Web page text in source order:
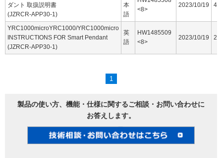
ダント 取扱説明書
(JZRCR-APP30-1)
本
語
<8>
2023/10/19
YRC1000microYRC1000/YRC1000micro
INSTRUCTIONS FOR Smart Pendant
(JZRCR-APP30-1)
英
語
HW1485509
<8>
2023/10/19
1
製品の使い方、機能・仕様に関するご相談・お問い合わせに
お答えします。